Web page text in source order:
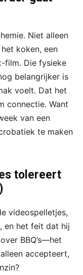
Niet alleen
koken, een
film. Die fysieke
belangrijker is
voelt. Dat het
connectie. Want
van een
te maken
tolereert
videospelletjes,
en het feit dat hij
BBQ’s—het
accepteert,